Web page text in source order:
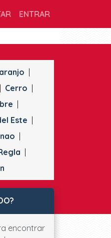
ENTRAR
Cerro
Este
encontrar